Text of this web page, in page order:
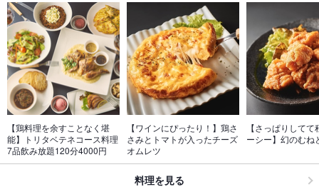
【鶏料理を余すことなく堪
能】トリタベテネコース料理
7品飲み放題120分4000円
【ワインにぴったり！】鶏さ
さみとトマトが入ったチーズ
オムレツ
【さっぱりして
ーシー】幻のむね
料理を見る